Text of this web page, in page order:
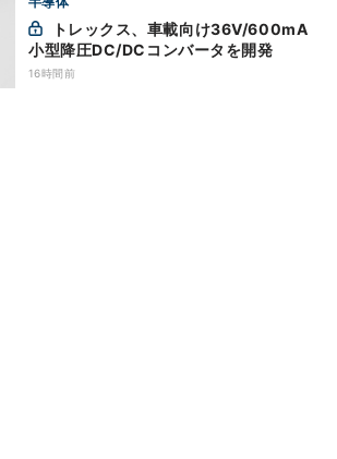
小型降圧DC/DCコンバータを開発
16時間前